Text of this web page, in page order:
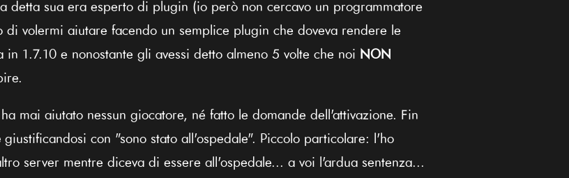
detta sua era esperto di plugin (io però non cercavo un programmatore
volermi aiutare facendo un semplice plugin che doveva rendere le
1.7.10 e nonostante gli avessi detto almeno 5 volte che noi NON
mai aiutato nessun giocatore, né fatto le domande dell'attivazione. Fin
giustificandosi con "sono stato all'ospedale". Piccolo particolare: l'ho
server mentre diceva di essere all'ospedale... a voi l'ardua sentenza...